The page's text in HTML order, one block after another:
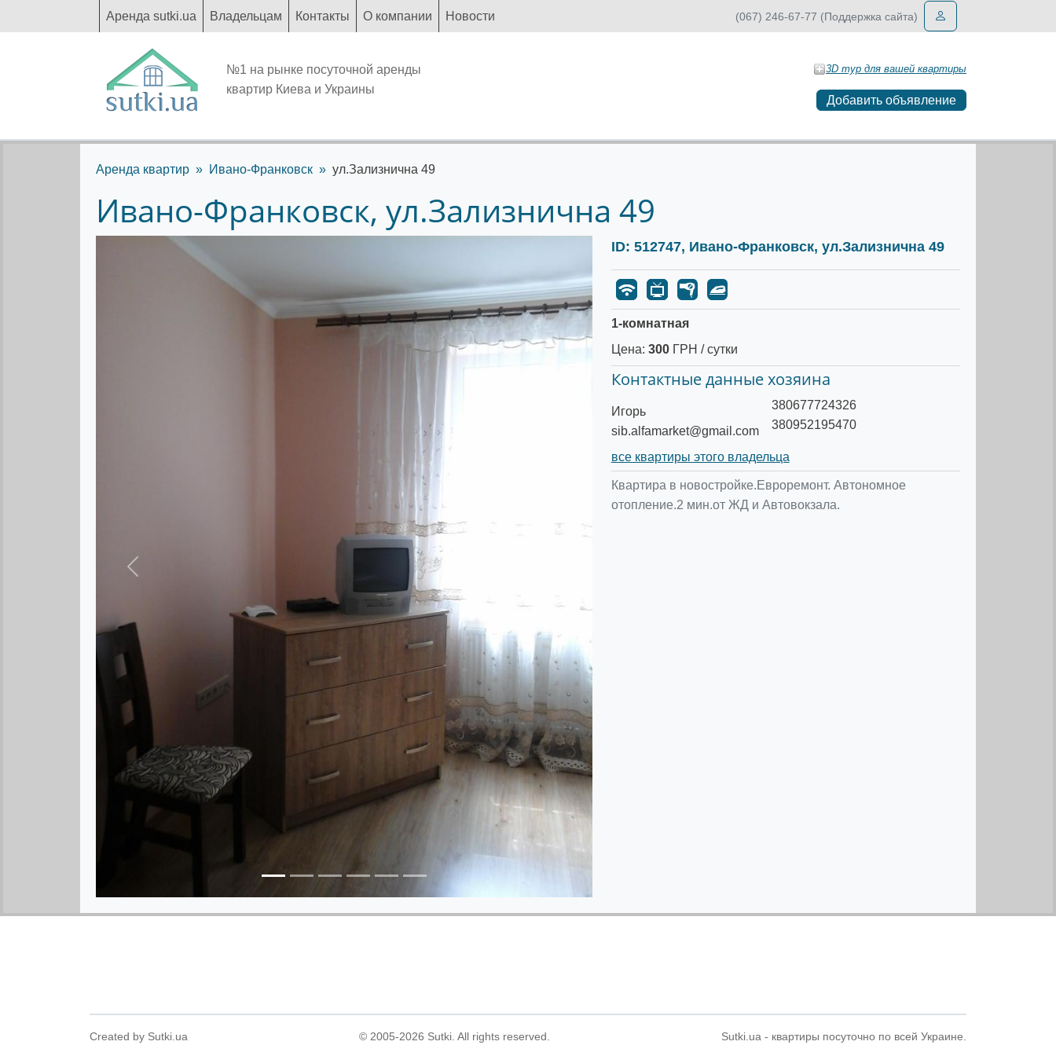
Аренда sutki.ua Владельцам Контакты О компании Новости (067) 246-67-77 (Поддержка сайта)
№1 на рынке посуточной аренды
квартир Киева и Украины
3D тур для вашей квартиры
Добавить объявление
Аренда квартир Ивано-Франковск ул.Зализнична 49
Ивано-Франковск, ул.Зализнична 49
Предыдущее
ID: 512747, Ивано-Франковск, ул.Зализнична 49
1-комнатная
Цена: 300ГРН / сутки
Контактные данные хозяина
Игорь
sib.alfamarket@gmail.com
380677724326
380952195470
все квартиры этого владельца
Квартира в новостройке.Евроремонт. Автономное
отопление.2 мин.от ЖД и Автовокзала.
Created by Sutki.ua © 2005-2026 Sutki. All rights reserved. Sutki.ua - квартиры посуточно по всей Украине.